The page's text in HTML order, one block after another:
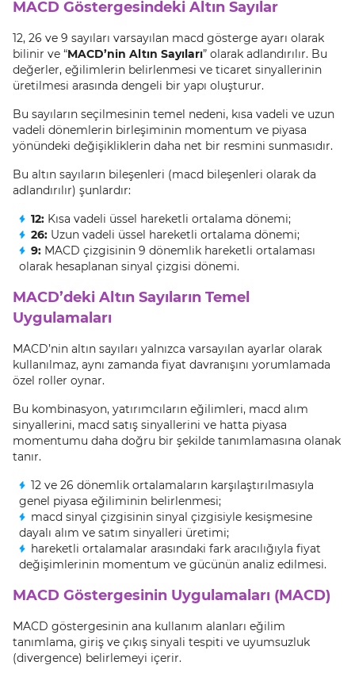
MACD Göstergesindeki Altın Sayılar
12, 26 ve 9 sayıları varsayılan macd gösterge ayarı olarak
bilinir ve “MACD’nin Altın Sayıları” olarak adlandırılır. Bu
değerler, eğilimlerin belirlenmesi ve ticaret sinyallerinin
üretilmesi arasında dengeli bir yapı oluşturur.
Bu sayıların seçilmesinin temel nedeni, kısa vadeli ve uzun
vadeli dönemlerin birleşiminin momentum ve piyasa
yönündeki değişikliklerin daha net bir resmini sunmasıdır.
Bu altın sayıların bileşenleri (macd bileşenleri olarak da
adlandırılır) şunlardır:
12: Kısa vadeli üssel hareketli ortalama dönemi;
26: Uzun vadeli üssel hareketli ortalama dönemi;
9: MACD çizgisinin 9 dönemlik hareketli ortalaması
olarak hesaplanan sinyal çizgisi dönemi.
MACD’deki Altın Sayıların Temel
Uygulamaları
MACD’nin altın sayıları yalnızca varsayılan ayarlar olarak
kullanılmaz, aynı zamanda fiyat davranışını yorumlamada
özel roller oynar.
Bu kombinasyon, yatırımcıların eğilimleri, macd alım
sinyallerini, macd satış sinyallerini ve hatta piyasa
momentumu daha doğru bir şekilde tanımlamasına olanak
tanır.
12 ve 26 dönemlik ortalamaların karşılaştırılmasıyla
genel piyasa eğiliminin belirlenmesi;
macd sinyal çizgisinin sinyal çizgisiyle kesişmesine
dayalı alım ve satım sinyalleri üretimi;
hareketli ortalamalar arasındaki fark aracılığıyla fiyat
değişimlerinin momentum ve gücünün analiz edilmesi.
MACD Göstergesinin Uygulamaları (MACD)
MACD göstergesinin ana kullanım alanları eğilim
tanımlama, giriş ve çıkış sinyali tespiti ve uyumsuzluk
(divergence) belirlemeyi içerir.